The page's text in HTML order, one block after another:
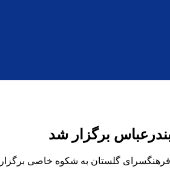
برگزار شد
فرهنگسرای گلستان به شکوه خاصی